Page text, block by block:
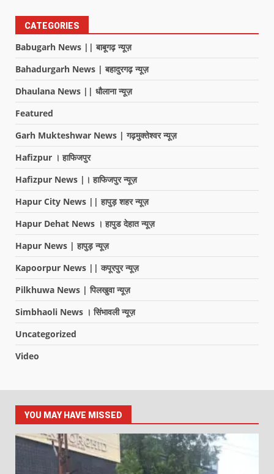
CATEGORIES
Babugarh News || बाबूगढ़ न्यूज़
Bahadurgarh News | बहादुरगढ़ न्यूज़
Dhaulana News || धौलाना न्यूज़
Featured
Garh Mukteshwar News | गढ़मुक्तेश्वर न्यूज़
Hafizpur । हाफिजपुर
Hafizpur News |। हाफिजपुर न्यूज़
Hapur City News || हापुड़ शहर न्यूज़
Hapur Dehat News । हापुड देहात न्यूज़
Hapur News | हापुड़ न्यूज़
Kapoorpur News || कपूरपुर न्यूज़
Pilkhuwa News | पिलखुवा न्यूज़
Simbhaoli News । सिंभावली न्यूज़
Uncategorized
Video
YOU MAY HAVE MISSED